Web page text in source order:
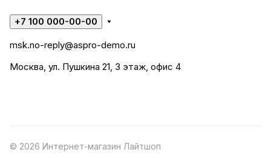
+7 100 000-00-00
msk.no-reply@aspro-demo.ru
Москва, ул. Пушкина 21, 3 этаж, офис 4
© 2026 Интернет-магазин Лайтшоп